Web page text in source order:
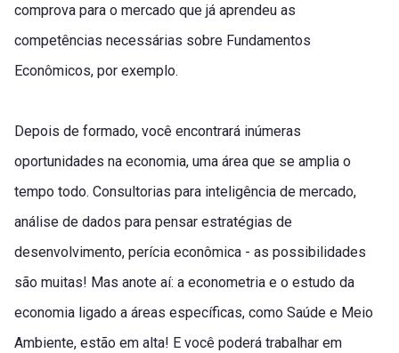
comprova para o mercado que já aprendeu as
competências necessárias sobre Fundamentos
Econômicos, por exemplo.
Depois de formado, você encontrará inúmeras
oportunidades na economia, uma área que se amplia o
tempo todo. Consultorias para inteligência de mercado,
análise de dados para pensar estratégias de
desenvolvimento, perícia econômica - as possibilidades
são muitas! Mas anote aí: a econometria e o estudo da
economia ligado a áreas específicas, como Saúde e Meio
Ambiente, estão em alta! E você poderá trabalhar em